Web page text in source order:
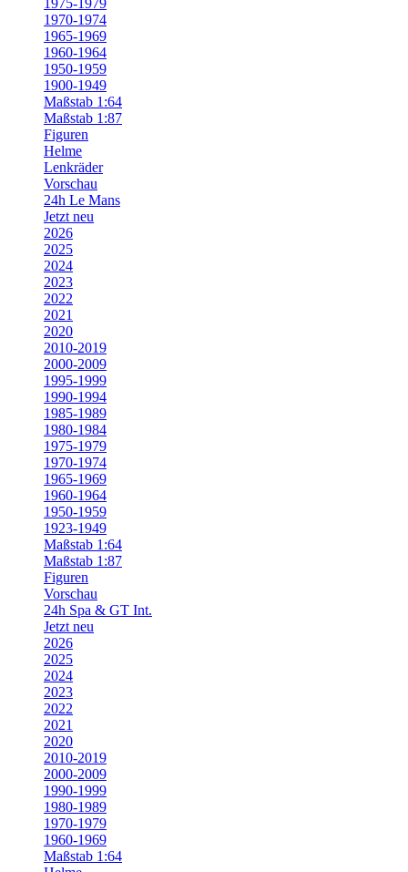
1975-1979
1970-1974
1965-1969
1960-1964
1950-1959
1900-1949
Maßstab 1:64
Maßstab 1:87
Figuren
Helme
Lenkräder
Vorschau
24h Le Mans
Jetzt neu
2026
2025
2024
2023
2022
2021
2020
2010-2019
2000-2009
1995-1999
1990-1994
1985-1989
1980-1984
1975-1979
1970-1974
1965-1969
1960-1964
1950-1959
1923-1949
Maßstab 1:64
Maßstab 1:87
Figuren
Vorschau
24h Spa & GT Int.
Jetzt neu
2026
2025
2024
2023
2022
2021
2020
2010-2019
2000-2009
1990-1999
1980-1989
1970-1979
1960-1969
Maßstab 1:64